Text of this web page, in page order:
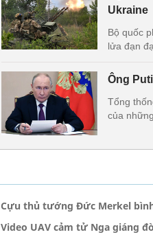
Ukraine
Bộ quốc
lửa đạn
Ông
Tổng
của
Cựu thủ tướng Đức Merkel
Video UAV cảm tử Nga giáng